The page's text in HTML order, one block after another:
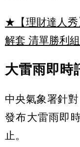
★【理財達人秀
解套 清單勝利組
大雷雨即時
中央氣象署針
發布大雷雨即
止。